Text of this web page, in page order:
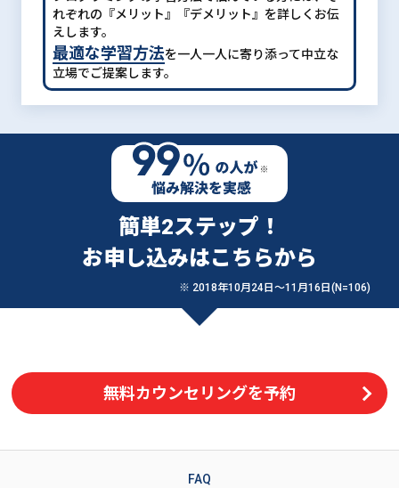
れぞれの『メリット』『デメリット』を詳しくお伝
えします。
最適な学習方法を一人一人に寄り添って中立な
立場でご提案します。
簡単2ステップ！
お申し込みはこちらから
※ 2018年10月24日〜11月16日(N=106)
無料カウンセリングを予約
FAQ